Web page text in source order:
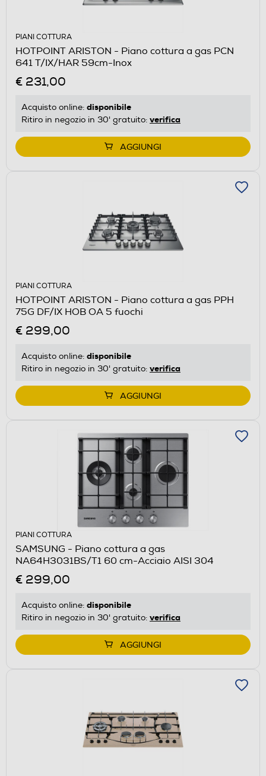
PIANI COTTURA
HOTPOINT ARISTON - Piano cottura a gas PCN
641 T/IX/HAR 59cm-Inox
€ 231,00
Acquisto online: disponibile
Ritiro in negozio in 30' gratuito: verifica
AGGIUNGI
PIANI COTTURA
HOTPOINT ARISTON - Piano cottura a gas PPH
75G DF/IX HOB OA 5 fuochi
€ 299,00
Acquisto online: disponibile
Ritiro in negozio in 30' gratuito: verifica
AGGIUNGI
PIANI COTTURA
SAMSUNG - Piano cottura a gas
NA64H3031BS/T1 60 cm-Acciaio AISI 304
€ 299,00
Acquisto online: disponibile
Ritiro in negozio in 30' gratuito: verifica
AGGIUNGI